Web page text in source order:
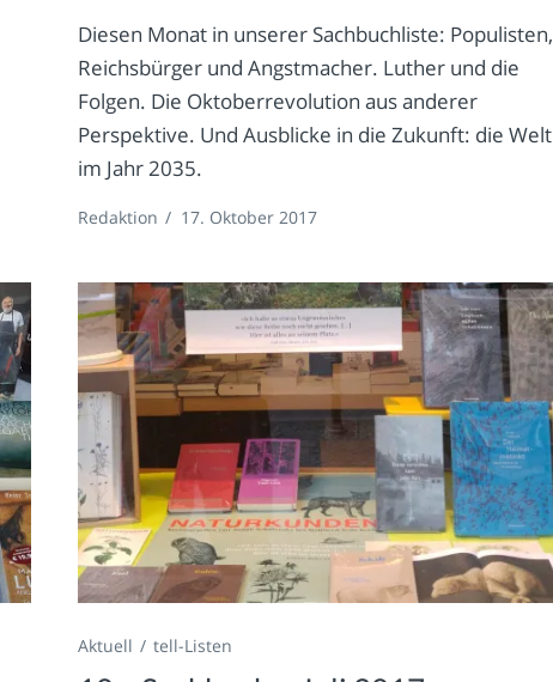
Diesen Monat in unserer Sachbuchliste: Populisten,
Reichsbürger und Angstmacher. Luther und die
Folgen. Die Oktoberrevolution aus anderer
Perspektive. Und Ausblicke in die Zukunft: die Welt
im Jahr 2035.
Redaktion / 17. Oktober 2017
Aktuell tell-Listen